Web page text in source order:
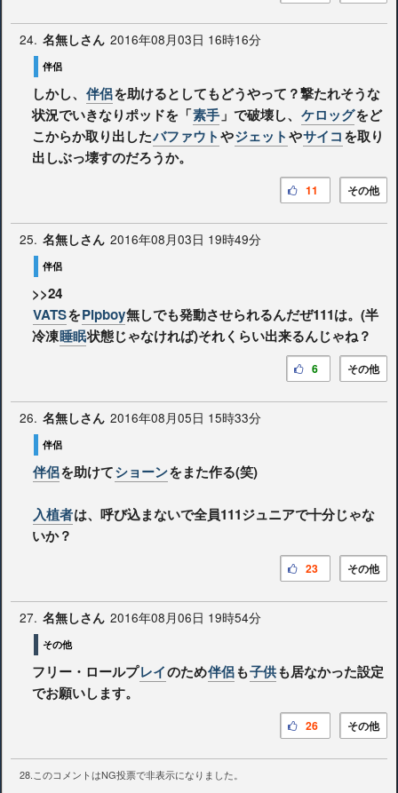
24. 名無しさん 2016年08月03日 16時16分
伴侶
しかし、 伴侶を助けるとしてもどうやって？撃たれそうな
状況でいきなりポッドを「素手 」で破壊し、 ケロッグをど
こからか取り出したバファウトやジェットやサイコを取り
出しぶっ壊すのだろうか。
その他
11
25. 名無しさん 2016年08月03日 19時49分
伴侶
>>24
VATSをPipboy無しでも発動させられるんだぜ111は。(半
冷凍睡眠状態じゃなければ)それくらい出来るんじゃね？
その他
6
26. 名無しさん 2016年08月05日 15時33分
伴侶
伴侶を助けてショーンをまた作る(笑)
入植者は、呼び込まないで全員111ジュニアで十分じゃな
いか？
その他
23
27. 名無しさん 2016年08月06日 19時54分
その他
フリー・ロールプレイのため伴侶も子供も居なかった設定
でお願いします。
その他
26
28.このコメントはNG投票で非表示になりました。